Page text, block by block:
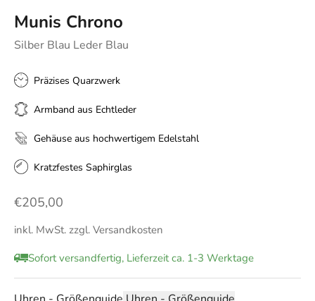
Munis Chrono
Silber Blau Leder Blau
Präzises Quarzwerk
Armband aus Echtleder
Gehäuse aus hochwertigem Edelstahl
Kratzfestes Saphirglas
Angebot
€205,00
inkl. MwSt. zzgl. Versandkosten
Sofort versandfertig, Lieferzeit ca. 1-3 Werktage